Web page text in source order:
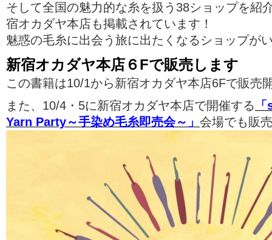
そして全国の魅力的な糸を扱う38ショップを紹
宿オカダヤ本店も掲載されています！
魅惑の毛糸に出会う旅に出たくなるショップが
新宿オカダヤ本店６Fで販売します
この書籍は10/1から新宿オカダヤ本店6Fで販売
また、10/4・5に新宿オカダヤ本店で開催する
Yarn Party～手染め毛糸即売会～」 会場でも販